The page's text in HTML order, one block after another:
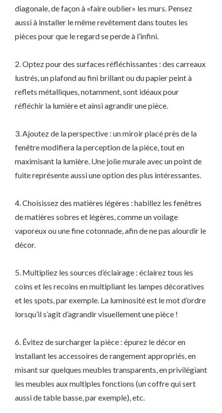
diagonale, de façon à «faire oublier» les murs. Pensez
aussi à installer le même revêtement dans toutes les
pièces pour que le regard se perde à l’infini.
2. Optez pour des surfaces réfléchissantes : des carreaux
lustrés, un plafond au fini brillant ou du papier peint à
reflets métalliques, notamment, sont idéaux pour
réfléchir la lumière et ainsi agrandir une pièce.
3. Ajoutez de la perspective : un miroir placé près de la
fenêtre modifiera la perception de la pièce, tout en
maximisant la lumière. Une jolie murale avec un point de
fuite représente aussi une option des plus intéressantes.
4. Choisissez des matières légères : habillez les fenêtres
de matières sobres et légères, comme un voilage
vaporeux ou une fine cotonnade, afin de ne pas alourdir le
décor.
5. Multipliez les sources d’éclairage : éclairez tous les
coins et les recoins en multipliant les lampes décoratives
et les spots, par exemple. La luminosité est le mot d’ordre
lorsqu’il s’agit d’agrandir visuellement une pièce !
6. Évitez de surcharger la pièce : épurez le décor en
installant les accessoires de rangement appropriés, en
misant sur quelques meubles transparents, en privilégiant
les meubles aux multiples fonctions (un coffre qui sert
aussi de table basse, par exemple), etc.